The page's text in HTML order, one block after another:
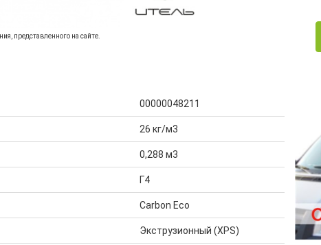
представленного на сайте.
00000048211
26 кг/м3
0,288 м3
Г4
Carbon Eco
Экструзионный (XPS)